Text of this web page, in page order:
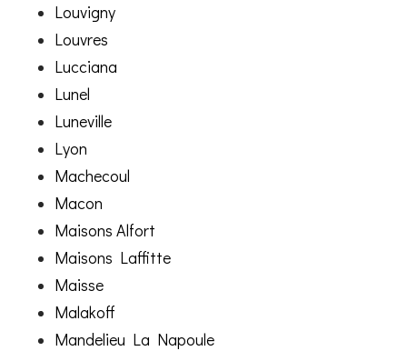
Louvigny
Louvres
Lucciana
Lunel
Luneville
Lyon
Machecoul
Macon
Maisons Alfort
Maisons Laffitte
Maisse
Malakoff
Mandelieu La Napoule